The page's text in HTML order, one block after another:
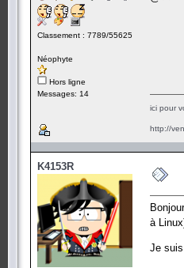
Classement : 7789/55625
Néophyte
Hors ligne
Messages: 14
ici pour
http://
K4153R
à
Je